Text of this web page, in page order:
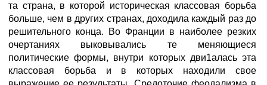
та страна, в которой историческая классовая борьба
больше, чем в других странах, доходила каждый раз до
решительного конца. Во Франции в наиболее резких
очертаниях выковывались те меняющиеся
политические формы, внутри которых дви1алась эта
классовая борьба и в которых находили свое